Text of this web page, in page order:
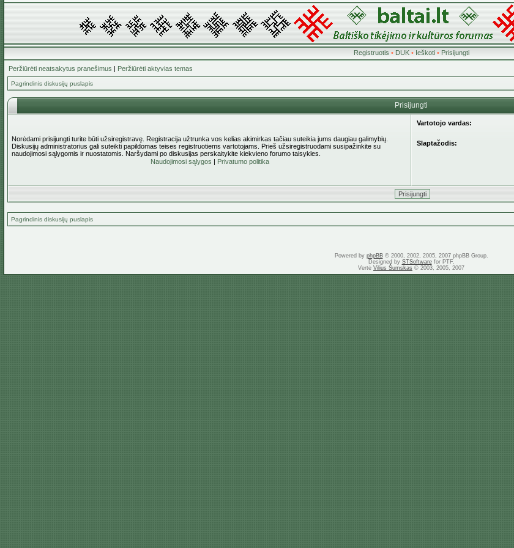
Registruotis • DUK• Ieškoti• Prisijungti
Peržiūrėti neatsakytus pranešimus | Peržiūrėti aktyvias temas
Pagrindinis diskusijų puslapis
Prisijungti
Norėdami prisijungti turite būti užsiregistravę. Registracija užtrunka vos kelias akimirkas tačiau suteikia jums daugiau galimybių.
Diskusijų administratorius gali suteikti papildomas teises registruotiems vartotojams. Prieš užsiregistruodami susipažinkite su
naudojimosi sąlygomis ir nuostatomis. Naršydami po diskusijas perskaitykite kiekvieno forumo taisykles.
Naudojimosi sąlygos | Privatumo politika
Vartotojo vardas:
Slaptažodis:
Pagrindinis diskusijų puslapis
Powered by phpBB© 2000, 2002, 2005, 2007 phpBB Group.
Designed by STSoftwarefor PTF.
Vertė Vilius Šumskas © 2003, 2005, 2007